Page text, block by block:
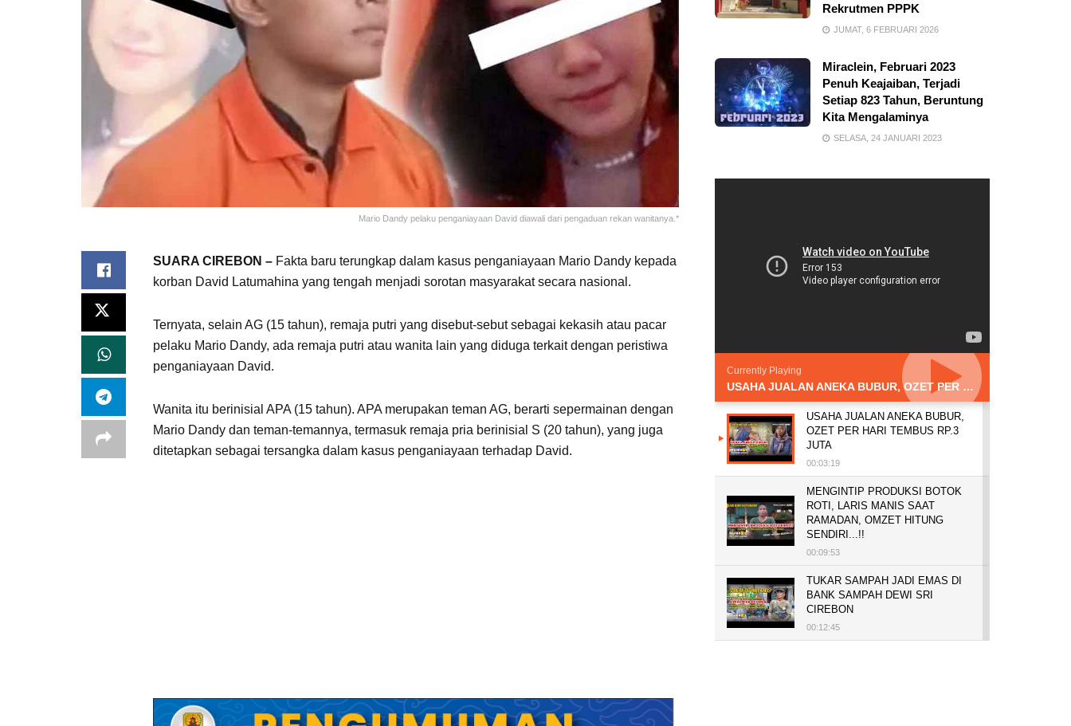
Mario Dandy pelaku penganiayaan David diawali dari pengaduan rekan wanitanya.*
SUARA CIREBON – Fakta baru terungkap dalam kasus penganiayaan Mario Dandy kepada
korban David Latumahina yang tengah menjadi sorotan masyarakat secara nasional.
Ternyata, selain AG (15 tahun), remaja putri yang disebut-sebut sebagai kekasih atau pacar
pelaku Mario Dandy, ada remaja putri atau wanita lain yang diduga terkait dengan peristiwa
penganiayaan David.
Wanita itu berinisial APA (15 tahun). APA merupakan teman AG, berarti sepermainan dengan
Mario Dandy dan teman-temannya, termasuk remaja pria berinisial S (20 tahun), yang juga
ditetapkan sebagai tersangka dalam kasus penganiayaan terhadap David.
Rekrutmen PPPK
JUMAT, 6 FEBRUARI 2026
Miraclein, Februari 2023
Penuh Keajaiban, Terjadi
Setiap 823 Tahun, Beruntung
Kita Mengalaminya
SELASA, 24 JANUARI 2023
Currently Playing
USAHA JUALAN ANEKA BUBUR, OZET PER HARI TEMBUS RP.3 JUTA
USAHA JUALAN ANEKA BUBUR,
OZET PER HARI TEMBUS RP.3
JUTA
00:03:19
MENGINTIP PRODUKSI BOTOK
ROTI, LARIS MANIS SAAT
RAMADAN, OMZET HITUNG
SENDIRI...!!
00:09:53
TUKAR SAMPAH JADI EMAS DI
BANK SAMPAH DEWI SRI
CIREBON
00:12:45